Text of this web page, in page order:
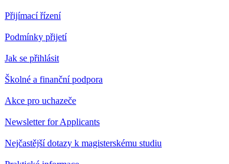
Přijímací řízení
Podmínky přijetí
Jak se přihlásit
Školné a finanční podpora
Akce pro uchazeče
Newsletter for Applicants
Nejčastější dotazy k magisterskému studiu